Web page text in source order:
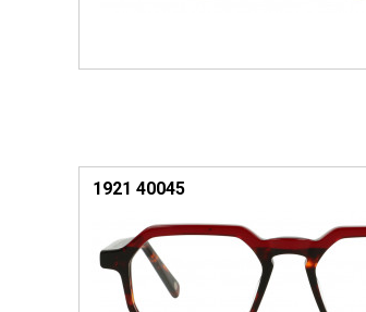
1921 40045